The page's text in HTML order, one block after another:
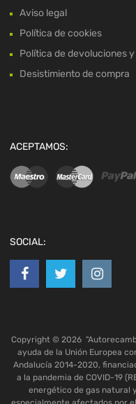
Aviso legal
Política de cookies
Política de devoluciones
Desistimiento de compra
ACEPTAMOS:
SOCIAL:
Copyright © 2026
ayuda de la Unión Europea
Andalucía 2014-2020,
a la pandemia de COVID-19
energético de gas natural